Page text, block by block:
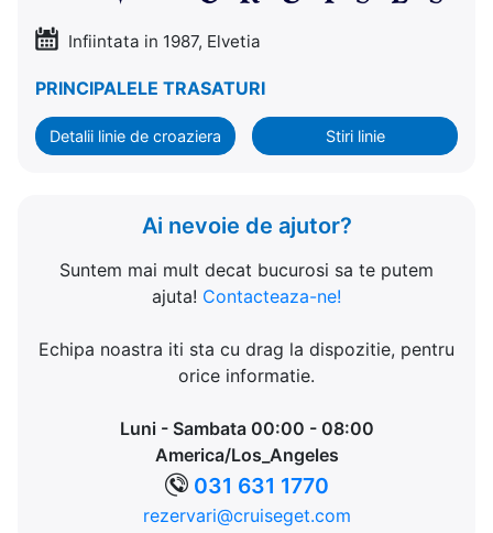
Infiintata in 1987, Elvetia
PRINCIPALELE TRASATURI
Detalii linie de croaziera Stiri linie
Ai nevoie de ajutor?
Suntem mai mult decat bucurosi sa te putem
ajuta! Contacteaza-ne!
Echipa noastra iti sta cu drag la dispozitie, pentru
orice informatie.
Luni - Sambata 00:00 - 08:00
America/Los_Angeles
031 631 1770
rezervari@cruiseget.com